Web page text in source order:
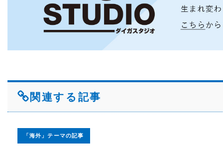
関連する記事
「海外」テーマの記事